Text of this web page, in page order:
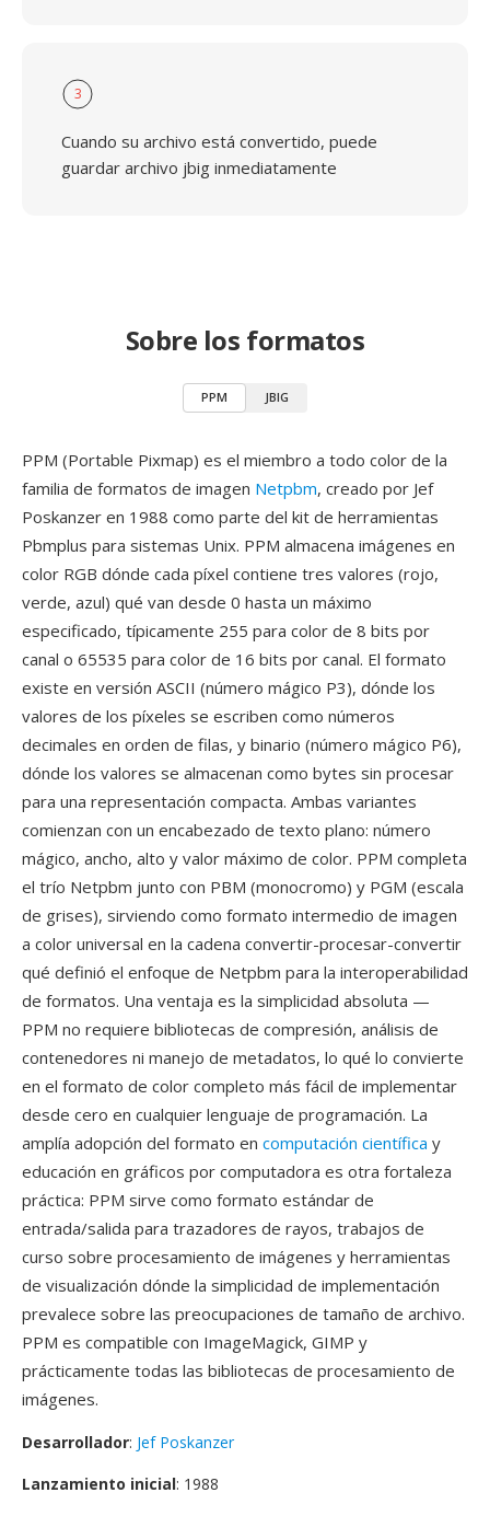
3
Cuando su archivo está convertido, puede
guardar archivo jbig inmediatamente
Sobre los formatos
PPM JBIG
PPM (Portable Pixmap) es el miembro a todo color de la
familia de formatos de imagen Netpbm, creado por Jef
Poskanzer en 1988 como parte del kit de herramientas
Pbmplus para sistemas Unix. PPM almacena imágenes en
color RGB dónde cada píxel contiene tres valores (rojo,
verde, azul) qué van desde 0 hasta un máximo
especificado, típicamente 255 para color de 8 bits por
canal o 65535 para color de 16 bits por canal. El formato
existe en versión ASCII (número mágico P3), dónde los
valores de los píxeles se escriben como números
decimales en orden de filas, y binario (número mágico P6),
dónde los valores se almacenan como bytes sin procesar
para una representación compacta. Ambas variantes
comienzan con un encabezado de texto plano: número
mágico, ancho, alto y valor máximo de color. PPM completa
el trío Netpbm junto con PBM (monocromo) y PGM (escala
de grises), sirviendo como formato intermedio de imagen
a color universal en la cadena convertir-procesar-convertir
qué definió el enfoque de Netpbm para la interoperabilidad
de formatos. Una ventaja es la simplicidad absoluta —
PPM no requiere bibliotecas de compresión, análisis de
contenedores ni manejo de metadatos, lo qué lo convierte
en el formato de color completo más fácil de implementar
desde cero en cualquier lenguaje de programación. La
amplía adopción del formato en computación científica y
educación en gráficos por computadora es otra fortaleza
práctica: PPM sirve como formato estándar de
entrada/salida para trazadores de rayos, trabajos de
curso sobre procesamiento de imágenes y herramientas
de visualización dónde la simplicidad de implementación
prevalece sobre las preocupaciones de tamaño de archivo.
PPM es compatible con ImageMagick, GIMP y
prácticamente todas las bibliotecas de procesamiento de
imágenes.
Desarrollador: Jef Poskanzer
Lanzamiento inicial: 1988